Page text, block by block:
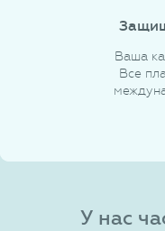
Ваша
Все
У нас